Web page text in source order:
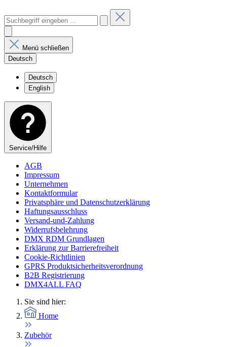
Menü schließen
Deutsch
Deutsch
English
Service/Hilfe
AGB
Impressum
Unternehmen
Kontaktformular
Privatsphäre und Datenschutzerklärung
Haftungsausschluss
Versand-und-Zahlung
Widerrufsbelehrung
DMX RDM Grundlagen
Erklärung zur Barrierefreiheit
Cookie-Richtlinien
GPRS Produktsicherheitsverordnung
B2B Registrierung
DMX4ALL FAQ
Sie sind hier:
Home
Zubehör